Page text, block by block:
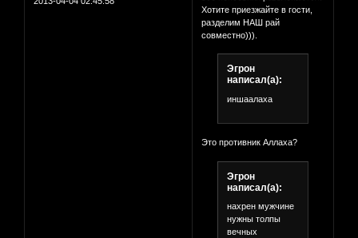
Хотите приезжайте в гости,
разделим НАШ рай
совместно))).
Эгрон
написал(а):
иншаалаха
Это противник Аллаха?
Эгрон
написал(а):
нахрен мужчине
нужны толпы
вечных